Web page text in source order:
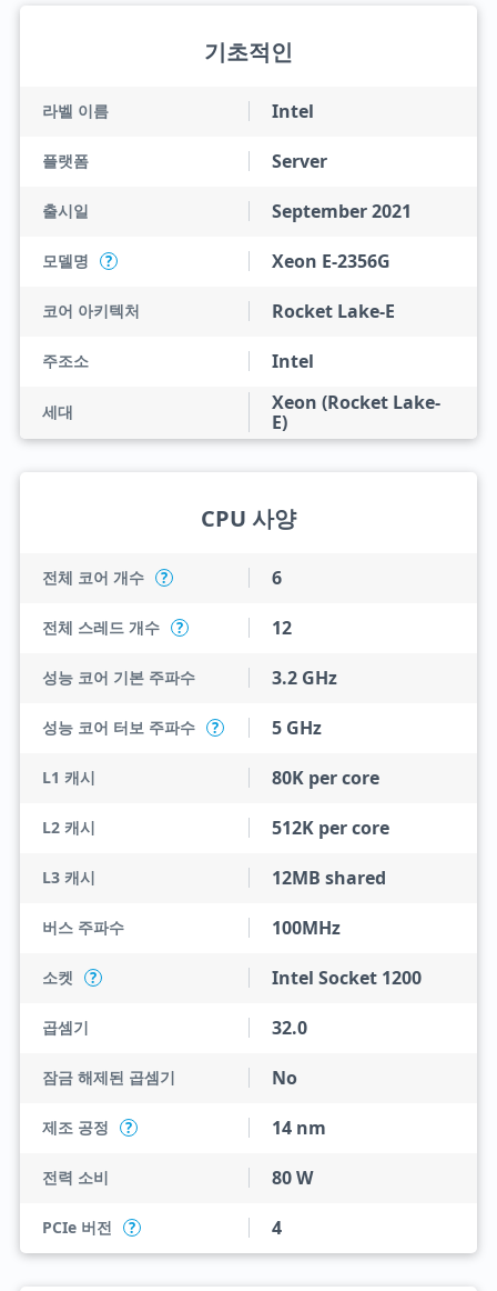
기초적인
라벨 이름 Intel
플랫폼 Server
출시일 September 2021
모델명 ? Xeon E-2356G
코어 아키텍처 Rocket Lake-E
주조소 Intel
세대
Xeon (Rocket Lake-
E)
CPU 사양
전체 코어 개수 ? 6
전체 스레드 개수 ? 12
성능 코어 기본 주파수 3.2 GHz
성능 코어 터보 주파수 ? 5 GHz
L1 캐시 80K per core
L2 캐시 512K per core
L3 캐시 12MB shared
버스 주파수 100MHz
소켓 ? Intel Socket 1200
곱셈기 32.0
잠금 해제된 곱셈기 No
제조 공정 ? 14 nm
전력 소비 80 W
PCIe 버전 ? 4